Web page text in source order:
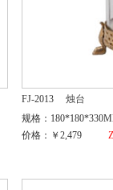
FJ-2013
烛台
规格：
价格：￥2,479